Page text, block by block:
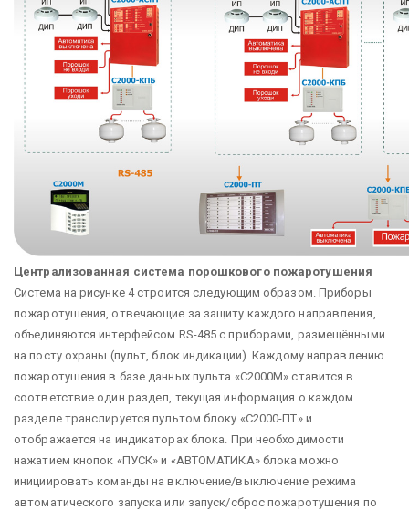
Централизованная система порошкового пожаротушения
Система на рисунке 4 строится следующим образом. Приборы
пожаротушения, отвечающие за защиту каждого направления,
объединяются интерфейсом RS-485 с приборами, размещёнными
на посту охраны (пульт, блок индикации). Каждому направлению
пожаротушения в базе данных пульта «С2000М» ставится в
соответствие один раздел, текущая информация о каждом
разделе транслируется пультом блоку «С2000-ПТ» и
отображается на индикаторах блока. При необходимости
нажатием кнопок «ПУСК» и «АВТОМАТИКА» блока можно
инициировать команды на включение/выключение режима
автоматического запуска или запуск/сброс пожаротушения по